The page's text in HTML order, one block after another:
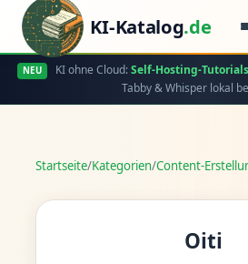
KI-Katalog.de
NEU KI ohne Cloud:Self-Hosting-Tutorials
Tabby & Whisper lokal
Startseite/Kategorien/Content-
Oiti